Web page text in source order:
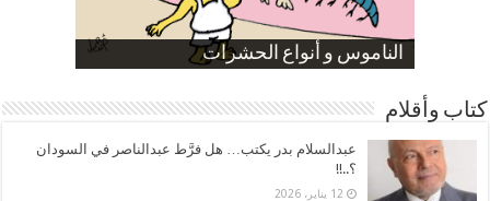
الناموس و أنواع الحشرات
الموظفين بعد ارتفاع الأسعار
ارتفاع نسبة الطلاق في مصر
صورة كاركاتيرية
صورة كاركاتيرية
كتاب وأقلام
عبدالسلام بدر يكتب… هل فرَّط عبدالناصر في السودان
؟..!!
12 يناير، 2026